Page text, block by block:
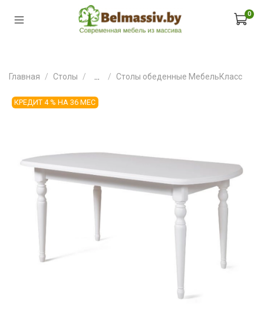
0
Главная Столы Столы обеденные МебельКласс
КРЕДИТ 4 % НА 36 МЕС